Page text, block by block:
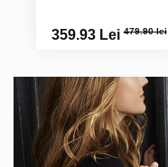
359.93 Lei479.90 lei